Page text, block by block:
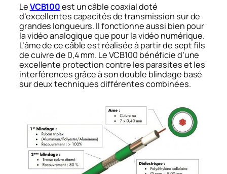
LeVCB100est un câble coaxial doté
d’excellentes capacités de transmission sur de
grandes longueurs. Il fonctionne aussi bien pour
la vidéo analogique que pour la vidéo numérique.
L’âme de ce câble est réalisée à partir de sept fils
de cuivre de 0,4 mm. Le VCB100 bénéficie d’une
excellente protection contre les parasites et les
interférences grâce à son double blindage basé
sur deux techniques différentes combinées.